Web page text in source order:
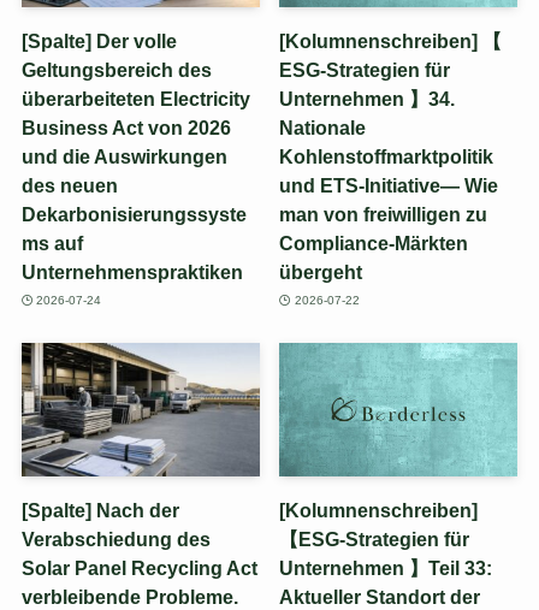
[Spalte] Der volle
Geltungsbereich des
überarbeiteten Electricity
Business Act von 2026
und die Auswirkungen
des neuen
Dekarbonisierungssyste
ms auf
Unternehmenspraktiken
2026-07-24
[Kolumnenschreiben] 【
ESG-Strategien für
Unternehmen 】34.
Nationale
Kohlenstoffmarktpolitik
und ETS-Initiative— Wie
man von freiwilligen zu
Compliance-Märkten
übergeht
2026-07-22
[Spalte] Nach der
Verabschiedung des
Solar Panel Recycling Act
verbleibende Probleme.
[Kolumnenschreiben]
【ESG-Strategien für
Unternehmen 】Teil 33:
Aktueller Standort der